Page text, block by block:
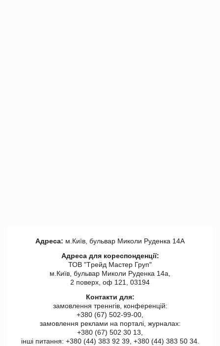
Адреса: м.Київ, бульвар Миколи Руденка 14А
Адреса для кореспонденції:
ТОВ "Tрейд Мастер Груп"
м.Київ, бульвар Миколи Руденка 14а,
2 поверх, оф 121, 03194
Контакти для:
замовлення треннгів, конференцій:
+380 (67) 502-99-00,
замовлення реклами на порталі, журналах:
+380 (67) 502 30 13,
інші питання: +380 (44) 383 92 39, +380 (44) 383 50 34.